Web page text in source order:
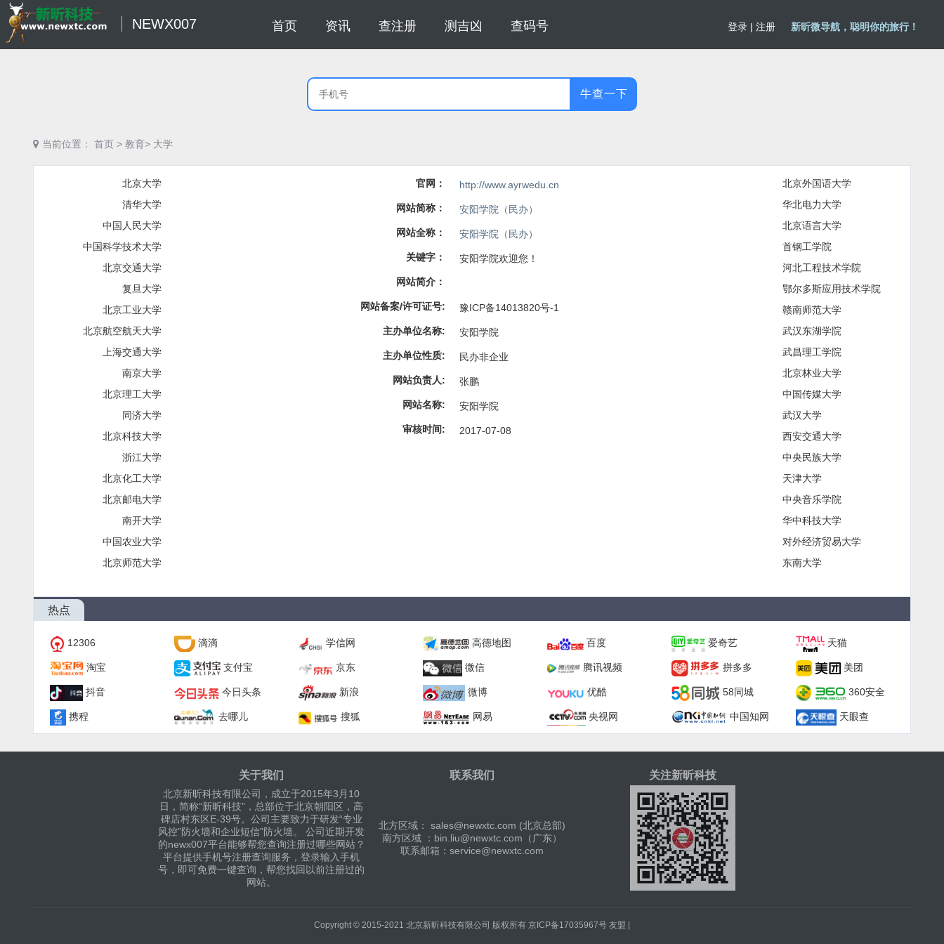
NEWX007 首页 资讯 查注册 测吉凶 查码号 登录 | 注册 新昕微导航，聪明你的旅行！
牛查一下
当前位置： 首页 > 教育> 大学
北京大学
清华大学
中国人民大学
中国科学技术大学
北京交通大学
复旦大学
北京工业大学
北京航空航天大学
上海交通大学
南京大学
北京理工大学
同济大学
北京科技大学
浙江大学
北京化工大学
北京邮电大学
南开大学
中国农业大学
北京师范大学
官网： http://www.ayrwedu.cn
网站简称： 安阳学院（民办）
网站全称： 安阳学院（民办）
关键字： 安阳学院欢迎您！
网站简介：
网站备案/许可证号: 豫ICP备14013820号-1
主办单位名称: 安阳学院
主办单位性质: 民办非企业
网站负责人: 张鹏
网站名称: 安阳学院
审核时间: 2017-07-08
北京外国语大学
华北电力大学
北京语言大学
首钢工学院
河北工程技术学院
鄂尔多斯应用技术学院
赣南师范大学
武汉东湖学院
武昌理工学院
北京林业大学
中国传媒大学
武汉大学
西安交通大学
中央民族大学
天津大学
中央音乐学院
华中科技大学
对外经济贸易大学
东南大学
热点
12306 滴滴 学信网 高德地图 百度 爱奇艺 天猫
淘宝 支付宝 京东 微信 腾讯视频 拼多多 美团
抖音 今日头条 新浪 微博 优酷 58同城 360安全
携程 去哪儿 搜狐 网易 央视网 中国知网 天眼查
关于我们 联系我们 关注新昕科技
北京新昕科技有限公司，成立于2015年3月10
日，简称“新昕科技”，总部位于北京朝阳区，高
碑店村东区E-39号。公司主要致力于研发“专业
风控”防火墙和企业短信”防火墙。 公司近期开发
的newx007平台能够帮您查询注册过哪些网站？
平台提供手机号注册查询服务，登录输入手机
号，即可免费一键查询，帮您找回以前注册过的
网站。
北方区域： sales@newxtc.com (北京总部)
南方区域 ：bin.liu@newxtc.com（广东）
联系邮箱：service@newxtc.com
Copyright © 2015-2021 北京新昕科技有限公司 版权所有 京ICP备17035967号 友盟